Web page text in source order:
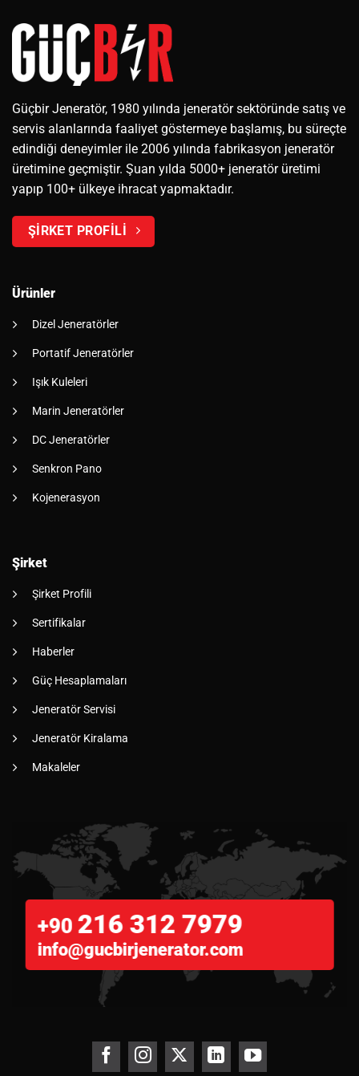
Güçbir Jeneratör, 1980 yılında jeneratör sektöründe satış ve
servis alanlarında faaliyet göstermeye başlamış, bu süreçte
edindiği deneyimler ile 2006 yılında fabrikasyon jeneratör
üretimine geçmiştir. Şuan yılda 5000+ jeneratör üretimi
yapıp 100+ ülkeye ihracat yapmaktadır.
ŞİRKET PROFİLİ
Ürünler
Dizel Jeneratörler
Portatif Jeneratörler
Işık Kuleleri
Marin Jeneratörler
DC Jeneratörler
Senkron Pano
Kojenerasyon
Şirket
Şirket Profili
Sertifikalar
Haberler
Güç Hesaplamaları
Jeneratör Servisi
Jeneratör Kiralama
Makaleler
+90 216 312 7979
info@gucbirjenerator.com